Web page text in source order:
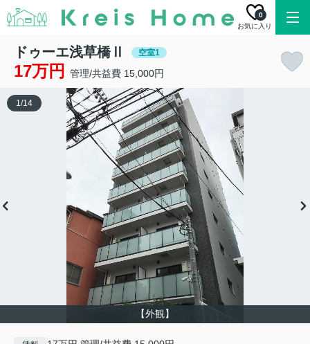
お気に入り
0
ドゥーエ浅草橋Ⅱ 空室1
17万円 管理/共益費 15,000円
【外観】
1/14